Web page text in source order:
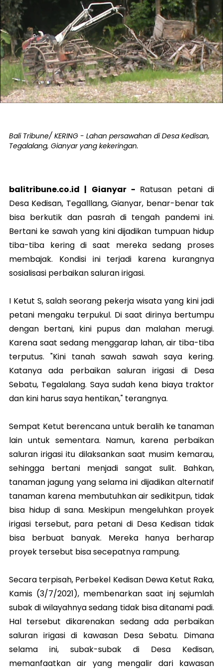
Bali Tribune/ KERING - Lahan persawahan di Desa Kedisan,
Tegalalang, Gianyar yang kekeringan.
balitribune.co.id | Gianyar- Ratusan petani di
Desa Kedisan, Tegalllang, Gianyar, benar-benar tak
bisa berkutik dan pasrah di tengah pandemi ini.
Bertani ke sawah yang kini dijadikan tumpuan hidup
tiba-tiba kering di saat mereka sedang proses
membajak. Kondisi ini terjadi karena kurangnya
sosialisasi perbaikan saluran irigasi.
I Ketut S, salah seorang pekerja wisata yang kini jadi
petani mengaku terpukul. Di saat dirinya bertumpu
dengan bertani, kini pupus dan malahan merugi.
Karena saat sedang menggarap lahan, air tiba-tiba
terputus. "Kini tanah sawah sawah saya kering.
Katanya ada perbaikan saluran irigasi di Desa
Sebatu, Tegalalang. Saya sudah kena biaya traktor
dan kini harus saya hentikan," terangnya.
Sempat Ketut berencana untuk beralih ke tanaman
lain untuk sementara. Namun, karena perbaikan
saluran irigasi itu dilaksankan saat musim kemarau,
sehingga bertani menjadi sangat sulit. Bahkan,
tanaman jagung yang selama ini dijadikan alternatif
tanaman karena membutuhkan air sedikitpun, tidak
bisa hidup di sana. Meskipun mengeluhkan proyek
irigasi tersebut, para petani di Desa Kedisan tidak
bisa berbuat banyak. Mereka hanya berharap
proyek tersebut bisa secepatnya rampung.
Secara terpisah, Perbekel Kedisan Dewa Ketut Raka,
Kamis (3/7/2021), membenarkan saat inj sejumlah
subak di wilayahnya sedang tidak bisa ditanami padi.
Hal tersebut dikarenakan sedang ada perbaikan
saluran irigasi di kawasan Desa Sebatu. Dimana
selama ini, subak-subak di Desa Kedisan,
memanfaatkan air yang mengalir dari kawasan